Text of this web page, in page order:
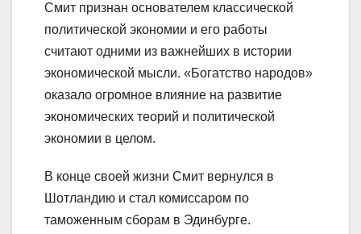
Смит признан основателем классической
политической экономии и его работы
считают одними из важнейших в истории
экономической мысли. «Богатство народов»
оказало огромное влияние на развитие
экономических теорий и политической
экономии в целом.
В конце своей жизни Смит вернулся в
Шотландию и стал комиссаром по
таможенным сборам в Эдинбурге.